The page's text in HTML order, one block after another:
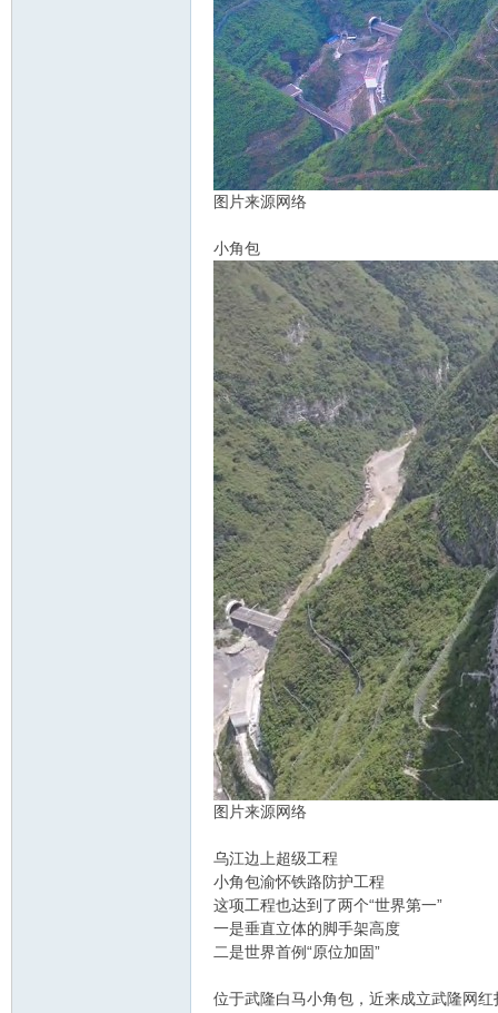
图片来源网络
小角包
图片来源网络
乌江边上超级工程
小角包渝怀铁路防护工程
这项工程也达到了两个“世界第一”
一是垂直立体的脚手架高度
二是世界首例“原位加固”
位于武隆白马小角包，近来成立武隆网